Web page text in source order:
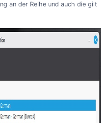
an der Reihe und auch die gilt